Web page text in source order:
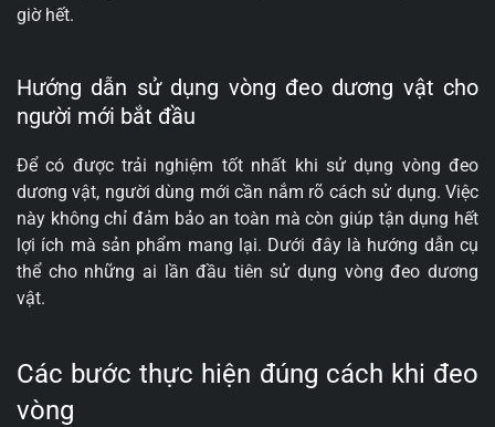
giờ hết.
Hướng dẫn sử dụng vòng đeo dương vật cho
người mới bắt đầu
Để có được trải nghiệm tốt nhất khi sử dụng vòng đeo
dương vật, người dùng mới cần nắm rõ cách sử dụng. Việc
này không chỉ đảm bảo an toàn mà còn giúp tận dụng hết
lợi ích mà sản phẩm mang lại. Dưới đây là hướng dẫn cụ
thể cho những ai lần đầu tiên sử dụng vòng đeo dương
vật.
Các bước thực hiện đúng cách khi đeo
vòng